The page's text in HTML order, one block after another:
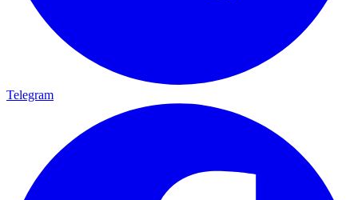
Telegram